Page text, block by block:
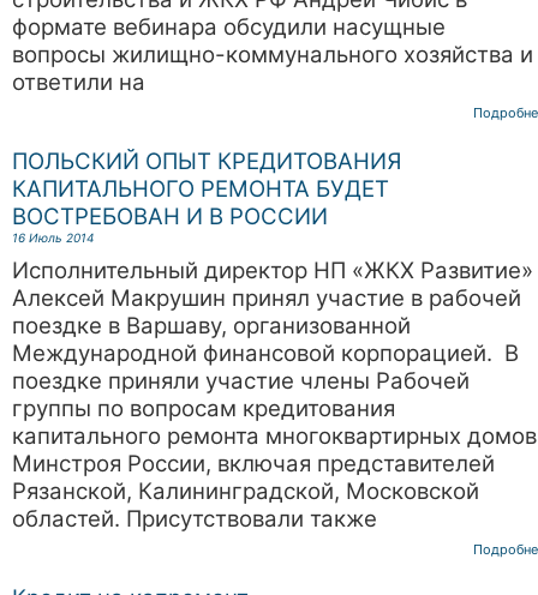
формате вебинара обсудили насущные
вопросы жилищно-коммунального хозяйства и
ответили на
ПОЛЬСКИЙ ОПЫТ КРЕДИТОВАНИЯ
КАПИТАЛЬНОГО РЕМОНТА БУДЕТ
ВОСТРЕБОВАН И В РОССИИ
16 Июль 2014
Исполнительный директор НП «ЖКХ Развитие»
Алексей Макрушин принял участие в рабочей
поездке в Варшаву, организованной
Международной финансовой корпорацией. В
поездке приняли участие члены Рабочей
группы по вопросам кредитования
капитального ремонта многоквартирных домов
Минстроя России, включая представителей
Рязанской, Калининградской, Московской
областей. Присутствовали также